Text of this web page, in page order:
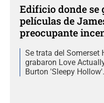
Edificio donde se
películas de
preocupante
Se trata del Somerset
grabaron Love
Burton 'Sleepy Hollow'.